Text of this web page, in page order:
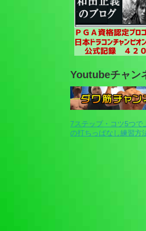
Youtubeチャン
7ステップ・コツ5つで
の打ちっぱなし練習方